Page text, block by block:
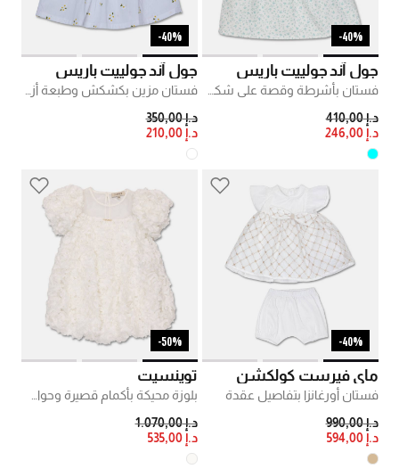
40%-
جول آند جولييت باريس
PRICE REDUCED FROM
د.إ 410,00
TO
د.إ 246,00
40%-
جول آند جولييت باريس
PRICE REDUCED FROM
د.إ 350,00
TO
د.إ 210,00
40%-
ماي فيرست كولكشن
فستان أورغانزا بتفاصيل عقدة
PRICE REDUCED FROM
د.إ 990,00
TO
د.إ 594,00
50%-
توينسيت
PRICE REDUCED FROM
د.إ 1.070,00
TO
د.إ 535,00